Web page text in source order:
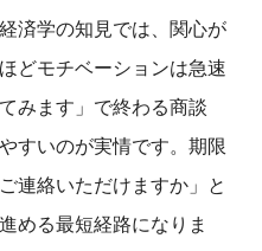
済学の知見では、関心が
どモチベーションは急速
みます」で終わる商談
すいのが実情です。期限
連絡いただけますか」と
める最短経路になりま